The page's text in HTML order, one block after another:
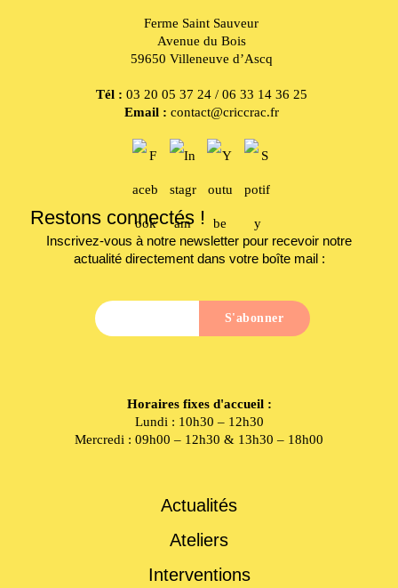
Ferme Saint Sauveur
Avenue du Bois
59650 Villeneuve d’Ascq
Tél : 03 20 05 37 24 / 06 33 14 36 25
Email : contact@criccrac.fr
Restons connectés !
Inscrivez-vous à notre newsletter pour recevoir notre
actualité directement dans votre boîte mail :
Horaires fixes d'accueil :
Lundi : 10h30 – 12h30
Mercredi : 09h00 – 12h30 & 13h30 – 18h00
Actualités
Ateliers
Interventions